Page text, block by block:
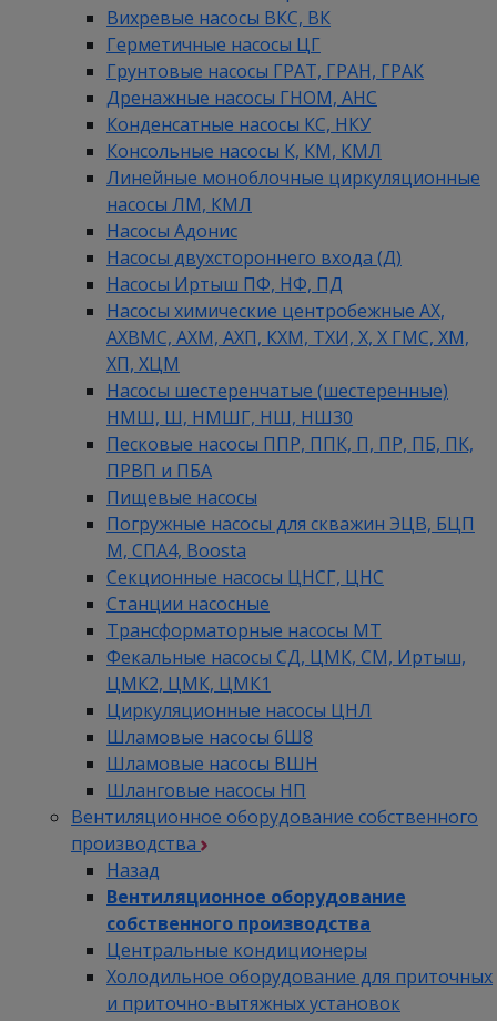
Вихревые насосы ВКС, ВК
Герметичные насосы ЦГ
Грунтовые насосы ГРАТ, ГРАН, ГРАК
Дренажные насосы ГНОМ, АНС
Конденсатные насосы КС, НКУ
Консольные насосы К, КМ, КМЛ
Линейные моноблочные циркуляционные
насосы ЛМ, КМЛ
Насосы Адонис
Насосы двухстороннего входа (Д)
Насосы Иртыш ПФ, НФ, ПД
Насосы химические центробежные АХ,
АХВМС, АХМ, АХП, КХМ, ТХИ, Х, Х ГМС, ХМ,
ХП, ХЦМ
Насосы шестеренчатые (шестеренные)
НМШ, Ш, НМШГ, НШ, НШ30
Песковые насосы ППР, ППК, П, ПР, ПБ, ПК,
ПРВП и ПБА
Пищевые насосы
Погружные насосы для скважин ЭЦВ, БЦП
М, СПА4, Boosta
Секционные насосы ЦНСГ, ЦНС
Станции насосные
Трансформаторные насосы МТ
Фекальные насосы СД, ЦМК, СМ, Иртыш,
ЦМК2, ЦМК, ЦМК1
Циркуляционные насосы ЦНЛ
Шламовые насосы 6Ш8
Шламовые насосы ВШН
Шланговые насосы НП
Вентиляционное оборудование собственного
производства
Назад
Вентиляционное оборудование
собственного производства
Центральные кондиционеры
Холодильное оборудование для приточных
и приточно-вытяжных установок